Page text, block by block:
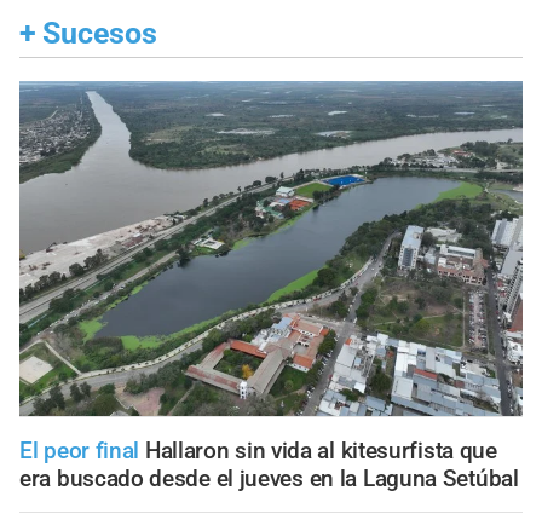
+ Sucesos
El peor final Hallaron sin vida al kitesurfista que
era buscado desde el jueves en la Laguna Setúbal